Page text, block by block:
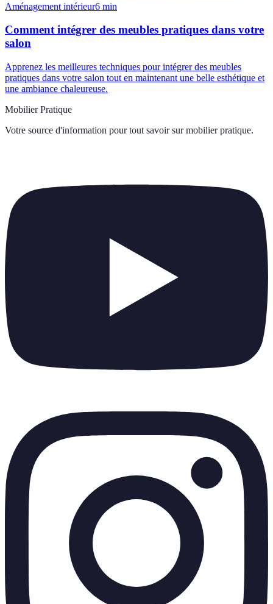
Aménagement intérieur6 min
Comment intégrer des meubles pratiques dans votre
salon
Apprenez les meilleures techniques pour intégrer des meubles
pratiques dans votre salon tout en maintenant une belle esthétique et
une ambiance chaleureuse.
Mobilier Pratique
Votre source d'information pour tout savoir sur mobilier pratique.